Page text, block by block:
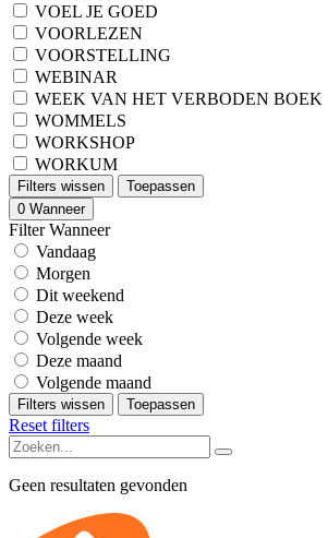
VOEL JE GOED
VOORLEZEN
VOORSTELLING
WEBINAR
WEEK VAN HET VERBODEN BOEK
WOMMELS
WORKSHOP
WORKUM
Filters wissen
Toepassen
0 Wanneer
Filter Wanneer
Vandaag
Morgen
Dit weekend
Deze week
Volgende week
Deze maand
Volgende maand
Filters wissen Toepassen
Reset filters
Geen resultaten gevonden